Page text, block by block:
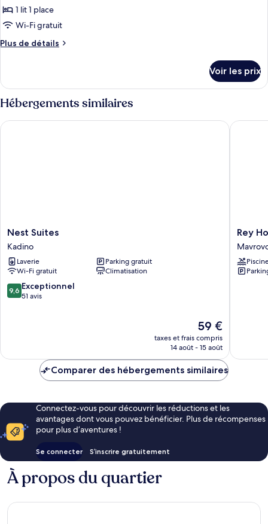
1 lit 1 place
Wi-Fi gratuit
Plus de détails
Plus
le
type
de
chambre
Chambre
Voir les prix
Hébergements similaires
Nest
Suites
Kadino
Nest Suites
Kadino
Laverie
Parking gratuit
Wi-Fi gratuit
Climatisation
9.6
sur
9,6 Exceptionnel
51 avis
Le
nouveau
prix
de
59 €
taxes et frais compris
14 août - 15 août
Nest Suites
Rey
Hotel
&
Rey
Rey
Comparer des hébergements similaires
Connectez-vous pour découvrir les réductions et les
avantages dont vous pouvez bénéficier. Plus de récompenses
pour plus d’aventures !
Se connecter S’inscrire gratuitement
À propos du quartier